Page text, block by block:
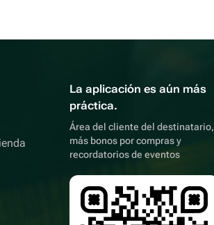
La aplicación es aún más
práctica.
Área del cliente del destinatario,
más bonos por compras y
recordatorios de eventos